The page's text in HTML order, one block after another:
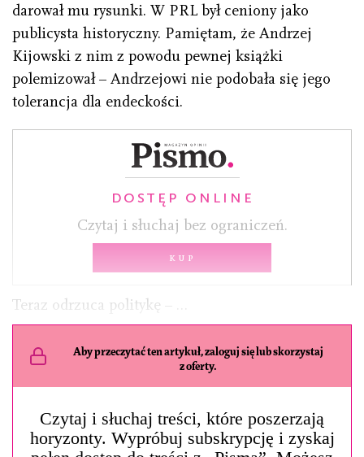
darował mu rysunki. W PRL był ceniony jako
publicysta historyczny. Pamiętam, że Andrzej
Kijowski z nim z powodu pewnej książki
polemizował – Andrzejowi nie podobała się jego
tolerancja dla endeckości.
DOSTĘP ONLINE
Czytaj i słuchaj bez ograniczeń.
Kup
Teraz odrzuca politykę – …
Aby przeczytać ten artykuł, zaloguj się lub skorzystaj
z oferty.
Czytaj i słuchaj treści, które poszerzają
horyzonty. Wypróbuj subskrypcję i zyskaj